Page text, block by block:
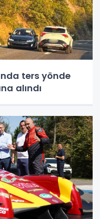
ters yönde
alındı